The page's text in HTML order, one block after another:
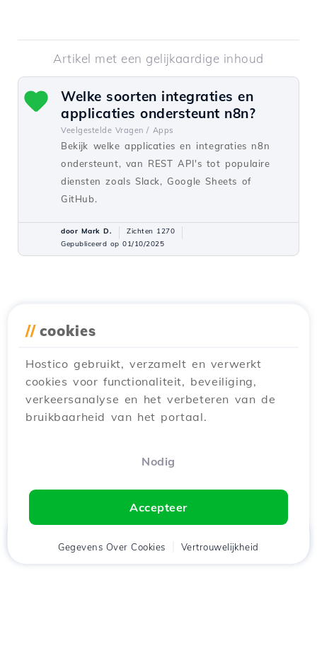
Artikel met een gelijkaardige inhoud
Welke soorten integraties en
applicaties ondersteunt n8n?
Veelgestelde Vragen / Apps
Bekijk welke applicaties en integraties n8n
ondersteunt, van REST API's tot populaire
diensten zoals Slack, Google Sheets of
GitHub.
door Mark D.
Zichten 1270
Gepubliceerd op 01/10/2025
// cookies
Hostico gebruikt, verzamelt en verwerkt
cookies voor functionaliteit, beveiliging,
verkeersanalyse en het verbeteren van de
bruikbaarheid van het portaal.
Nodig
Accepteer
Gegevens Over Cookies Vertrouwelijkheid
Cliënt
Winkelwagen
Chat